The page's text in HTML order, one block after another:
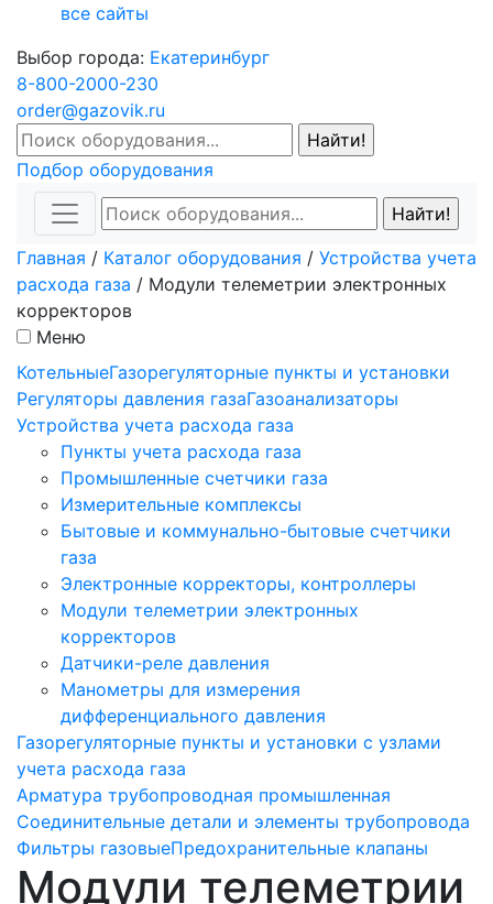
все сайты
Выбор города: Екатеринбург
8-800-2000-230
order@gazovik.ru
Подбор оборудования
Главная / Каталог оборудования / Устройства учета
расхода газа / Модули телеметрии электронных
корректоров
Меню
КотельныеГазорегуляторные пункты и установки
Регуляторы давления газаГазоанализаторы
Устройства учета расхода газа
Пункты учета расхода газа
Промышленные счетчики газа
Измерительные комплексы
Бытовые и коммунально-бытовые счетчики
газа
Электронные корректоры, контроллеры
Модули телеметрии электронных
корректоров
Датчики-реле давления
Манометры для измерения
дифференциального давления
Газорегуляторные пункты и установки с узлами
учета расхода газа
Арматура трубопроводная промышленная
Соединительные детали и элементы трубопровода
Фильтры газовыеПредохранительные клапаны
Модули телеметрии